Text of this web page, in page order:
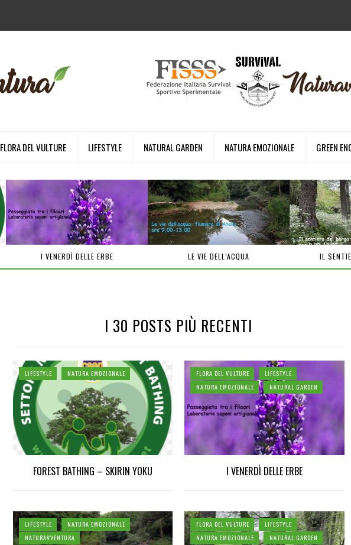
FLORA DEL VULTURE LIFESTYLE NATURAL GARDEN NATURA EMOZIONALE GREEN
I VENERDÌ DELLE ERBE LE VIE DELL’ACQUA IL
I 30 POSTS PIÙ RECENTI
LIFESTYLE NATURA EMOZIONALE
FOREST BATHING – SKIRIN YOKU
FLORA DEL VULTURE
LIFESTYLE
NATURA EMOZIONALE
NATURAL GARDEN
I VENERDÌ DELLE ERBE
LIFESTYLE
NATURA EMOZIONALE
NATURAVVENTURA
FLORA DEL VULTURE
LIFESTYLE
NATURA EMOZIONALE
NATURAL GARDEN
GIUGNO 30, 2025
A SPASSO CON LA LUNA